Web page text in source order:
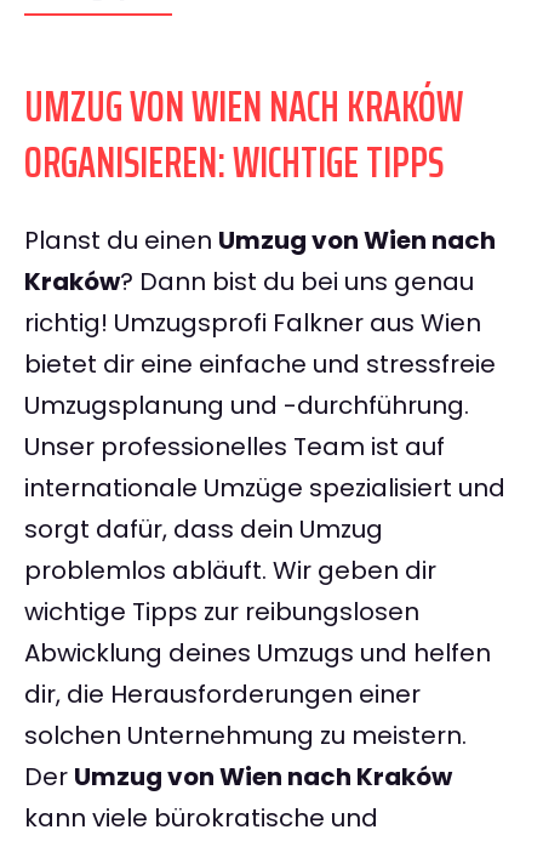
UMZUG VON WIEN NACH KRAKÓW
ORGANISIEREN: WICHTIGE TIPPS
Planst du einen Umzug von Wien nach
Kraków? Dann bist du bei uns genau
richtig! Umzugsprofi Falkner aus Wien
bietet dir eine einfache und stressfreie
Umzugsplanung und -durchführung.
Unser professionelles Team ist auf
internationale Umzüge spezialisiert und
sorgt dafür, dass dein Umzug
problemlos abläuft. Wir geben dir
wichtige Tipps zur reibungslosen
Abwicklung deines Umzugs und helfen
dir, die Herausforderungen einer
solchen Unternehmung zu meistern.
Der Umzug von Wien nach Kraków
kann viele bürokratische und